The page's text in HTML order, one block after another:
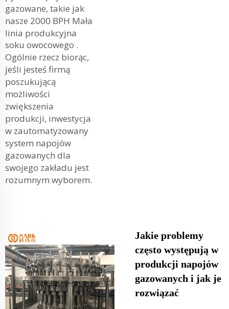
gazowane, takie jak
nasze 2000 BPH Mała
linia produkcyjna
soku owocowego .
Ogólnie rzecz biorąc,
jeśli jesteś firmą
poszukującą
możliwości
zwiększenia
produkcji, inwestycja
w zautomatyzowany
system napojów
gazowanych dla
swojego zakładu jest
rozumnym wyborem.
Jakie problemy
często występują w
produkcji napojów
gazowanych i jak je
rozwiązać